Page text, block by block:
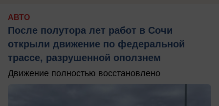
АВТО
После полутора лет работ в Сочи
открыли движение по федеральной
трассе, разрушенной оползнем
Движение полностью восстановлено